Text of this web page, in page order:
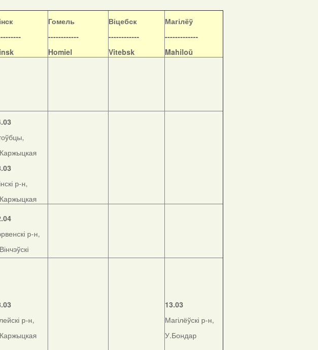
Гомель
------------
Homiel
Віцебск
------------
Vitebsk
Магілёў
-------------
Mahiloŭ
р-н,
р-н,
р-н,
13.03
Магілёўскі р-н,
У.Бондар